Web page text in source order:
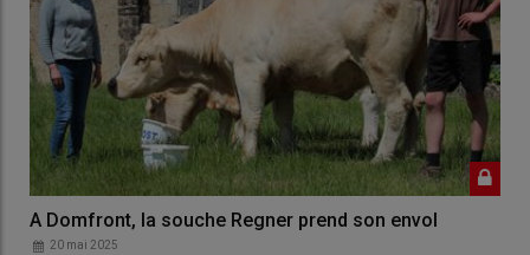
A Domfront, la souche Regner prend son envol
20 mai 2025